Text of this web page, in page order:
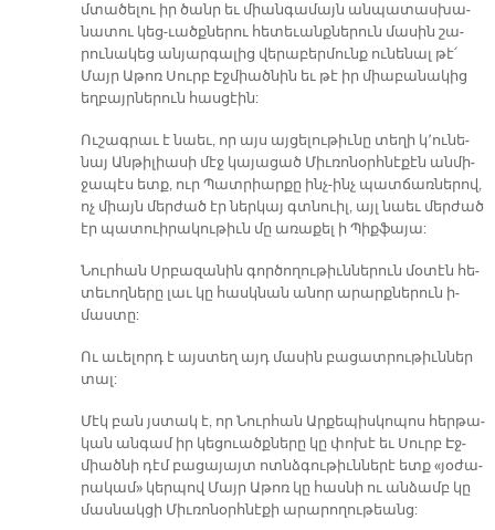
մտա­ծե­լու իր ծանր եւ միան­գա­մայն ան­պա­տաս­խա­
նա­տու կեց-ւածք­նե­րու հե­տե­ւանք­նե­րուն մա­սին շա­
րու­նա­կեց ան­յար­գա­լից վե­րա­բեր­մունք ու­նե­նալ թէ՛
Մայր Աթոռ Սուրբ Էջ­միած­նին եւ թէ իր միա­բա­նա­կից
եղ­բայր­նե­րուն հաս­ցէին:
Ու­շագ­րաւ է նաեւ, որ այս այ­ցե­լու­թիւ­նը տե­ղի կ՚ու­նե­
նայ Ան­թի­լիա­սի մէջ կա­յա­ցած Միւ­ռո­նօրհ­նէ­քէն ան­մի­
ջա­պէս ետք, ուր Պատ­րիար­քը ինչ-ինչ պատ­ճառ­նե­րով,
ոչ միայն մեր­ժած էր ներ­կայ գտնուիլ, այլ նաեւ մեր­ժած
էր պա­տուի­րա­կու­թիւն մը ա­ռա­քել ի Պիք­ֆա­յա:
Նուր­հան Սրբա­զա­նին գոր­ծո­ղու­թիւն­նե­րուն մօ­տէն հե­
տե­ւող­նե­րը լաւ կը հասկ­նան ա­նոր ա­րարք­նե­րուն ի­
մաս­տը:
Ու ա­ւե­լորդ է այս­տեղ այդ մա­սին բա­ցատ­րու­թիւն­ներ
տալ:
Մէկ բան յստակ է, որ Նուր­հան Ար­քե­պիս­կո­պոս հեր­թա­
կան ան­գամ իր կեցուածք­նե­րը կը փո­խէ եւ Սուրբ Էջ­
միած­նի դէմ բա­ցա­յայտ ոտնձ­գու­թիւն­նե­րէ ետք «յօ­ժա­
րա­կա­մ» կեր­պով Մայր Ա­թոռ կը հաս­նի ու ան­ձամբ կը
մաս­նակ­ցի Միւ­ռո­նօրհ­նէ­քի ա­րա­րո­ղու­թեանց: